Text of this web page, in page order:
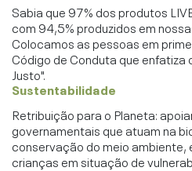
Sabia que 97% dos produtos
com 94,5% produzidos em
Colocamos as pessoas em
Código de Conduta que enfatiza
Justo".
Sustentabilidade
Retribuição para o Planeta:
governamentais que atuam na
conservação do meio ambiente,
crianças em situação de